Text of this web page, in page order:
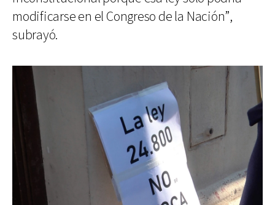
modificarse en el Congreso de la Nación”,
subrayó.